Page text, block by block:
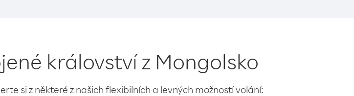
království z Mongolsko
si z některé z našich flexibilních a levných možností volání: